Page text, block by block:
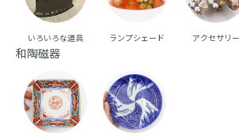
いろいろな道具 ランプシェード アクセサリー
和陶磁器